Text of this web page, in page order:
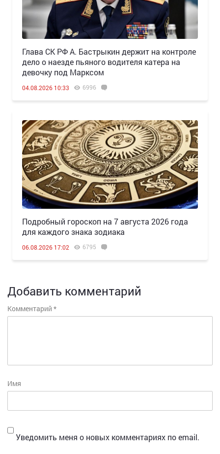
Глава СК РФ А. Бастрыкин держит на контроле
дело о наезде пьяного водителя катера на
девочку под Марксом
04.08.2026 10:33 6996
Подробный гороскоп на 7 августа 2026 года
для каждого знака зодиака
06.08.2026 17:02 6795
Добавить комментарий
Комментарий *
Имя
Уведомить меня о новых комментариях по email.